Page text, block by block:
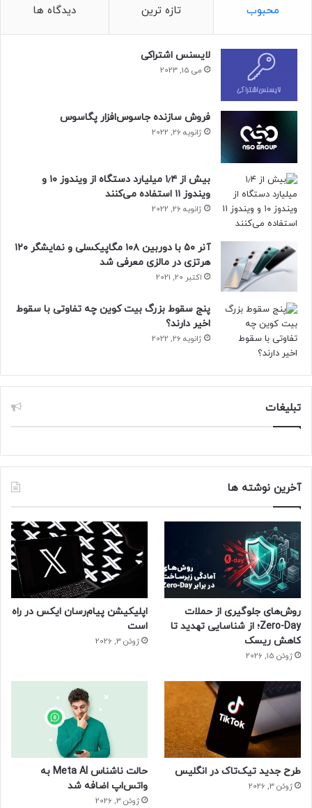
محبوب تازه ترین دیدگاه ها
لایسنس اشتراکی
می 15, 2023
فروش سازنده جاسوس‌افزار پگاسوس
ژانویه 26, 2022
بیش از ۱٫۴ میلیارد دستگاه از ویندوز ۱۰ و
ویندوز ۱۱ استفاده می‌کنند
ژانویه 26, 2022
آنر ۵۰ با دوربین ۱۰۸ مگاپیکسلی و نمایشگر ۱۲۰
هرتزی در مالزی معرفی شد
اکتبر 20, 2021
پنج سقوط بزرگ بیت کوین چه تفاوتی با سقوط
اخیر دارند؟
ژانویه 26, 2022
تبلیغات
آخرین نوشته ها
روش‌های جلوگیری از حملات
Zero-Day؛ از شناسایی تهدید تا
کاهش ریسک
ژوئن 15, 2026
اپلیکیشن پیام‌رسان ایکس در راه
است
ژوئن 3, 2026
طرح جدید تیک‌تاک در انگلیس
ژوئن 3, 2026
حالت ناشناس Meta AI به
واتس‌اپ اضافه شد
ژوئن 3, 2026